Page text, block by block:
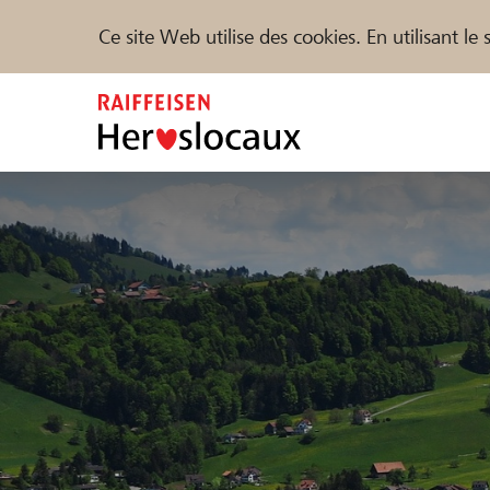
Ce site Web utilise des cookies. En utilisant
Trouvez des projets et des organisations
FR IT